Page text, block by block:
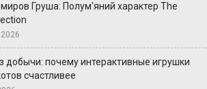
Груша: Полум'яний характер The
добычи: почему интерактивные игрушки
счастливее